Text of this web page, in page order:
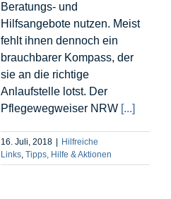
Beratungs- und
Hilfsangebote nutzen. Meist
fehlt ihnen dennoch ein
brauchbarer Kompass, der
sie an die richtige
Anlaufstelle lotst. Der
Pflegewegweiser NRW [...]
16. Juli, 2018
Hilfreiche
Links, Tipps, Hilfe & Aktionen